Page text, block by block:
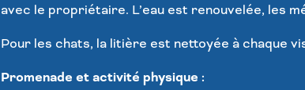
avec le propriétaire. L’eau est renouvelée, les
Pour les chats, la litière est nettoyée à chaque
Promenade et activité physique :